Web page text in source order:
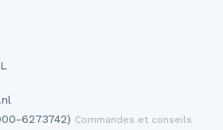
6273742) Commandes et conseils